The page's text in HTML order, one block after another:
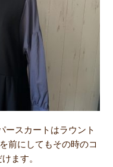
ースカートはラウント
前にしてもその時のコ
ます。